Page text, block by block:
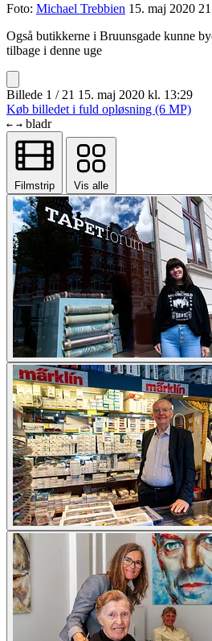
Foto: Michael Trebbien 15. maj 2020
Også butikkerne i Bruunsgade kunne
tilbage i denne uge
Billede 1 / 21 15. maj 2020 kl. 13:29
Køb billedet i fuld opløsning (6 MP)
← → bladr
Filmstrip Vis alle